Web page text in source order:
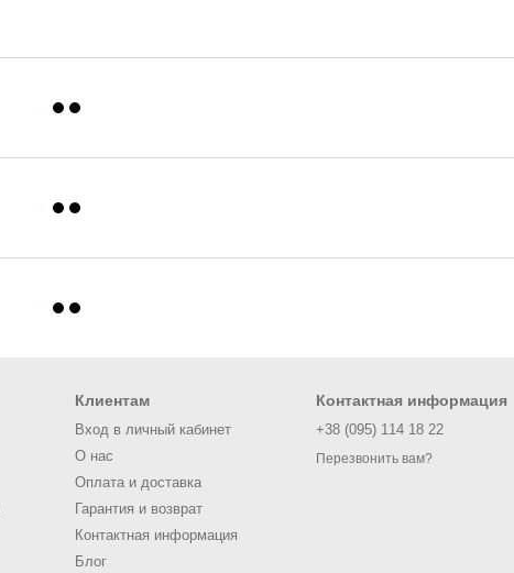
Клиентам
Вход в личный кабинет
О нас
Оплата и доставка
Гарантия и возврат
Контактная информация
Блог
Контактная информация
+38 (095) 114 18 22
Перезвонить вам?